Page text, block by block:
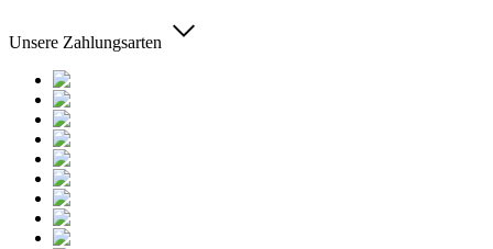
Unsere Zahlungsarten